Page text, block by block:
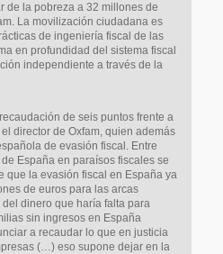
de la pobreza a 32 millones de
La movilización ciudadana es
de ingeniería fiscal de las
en profundidad del sistema fiscal
independiente a través de la
de seis puntos frente a
director de Oxfam, quien además
de evasión fiscal. Entre
España en paraísos fiscales se
que la evasión fiscal en España ya
de euros para las arcas
dinero que haría falta para
sin ingresos en España
a recaudar lo que en justicia
(…) eso supone dejar en la